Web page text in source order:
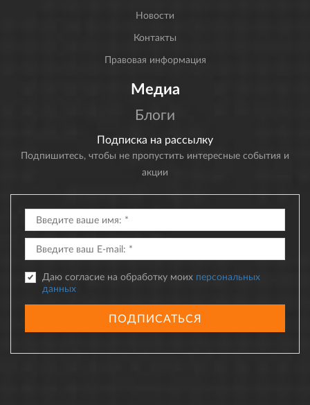
Новости
Контакты
Правовая информация
Медиа
Блоги
Подписка на рассылку
Подпишитесь, чтобы не пропустить интересные события и
акции
Даю согласие на обработку моих персональных
данных
ПОДПИСАТЬСЯ